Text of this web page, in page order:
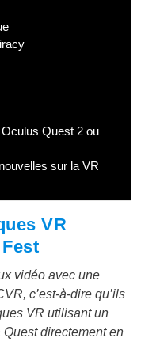
Quest 2 ou
sur la VR
VR
vidéo avec une
c’est-à-dire qu’ils
VR utilisant un
directement en